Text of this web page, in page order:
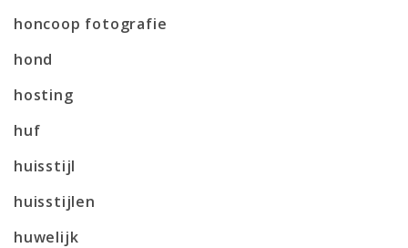
honcoop fotografie
hond
hosting
huf
huisstijl
huisstijlen
huwelijk